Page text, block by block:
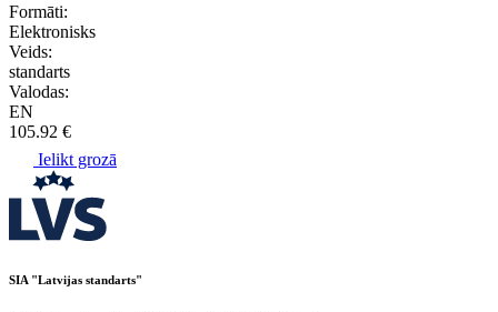
Formāti:
Elektronisks
Veids:
standarts
Valodas:
EN
105.92 €
Ielikt grozā
SIA "Latvijas standarts"